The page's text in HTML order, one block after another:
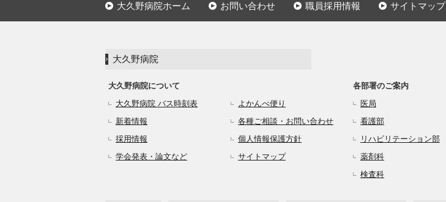
大久野病院ホーム お問い合わせ 職員採用情報 サイトマップ
大久野病院
大久野病院について
大久野病院 バス時刻表
よかんべ便り
新着情報
各種ご相談・お問い合わせ
採用情報
個人情報保護方針
学会発表・論文など
サイトマップ
各部署のご案内
医局
看護部
リハビリテーション部
薬剤科
検査科